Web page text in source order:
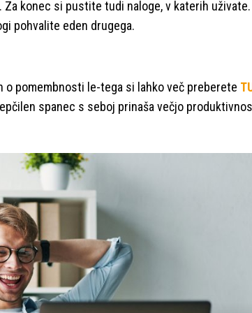
konec si pustite tudi naloge, v katerih uživate.
pohvalite eden drugega.
o pomembnosti le-tega si lahko več preberete
spanec s seboj prinaša večjo